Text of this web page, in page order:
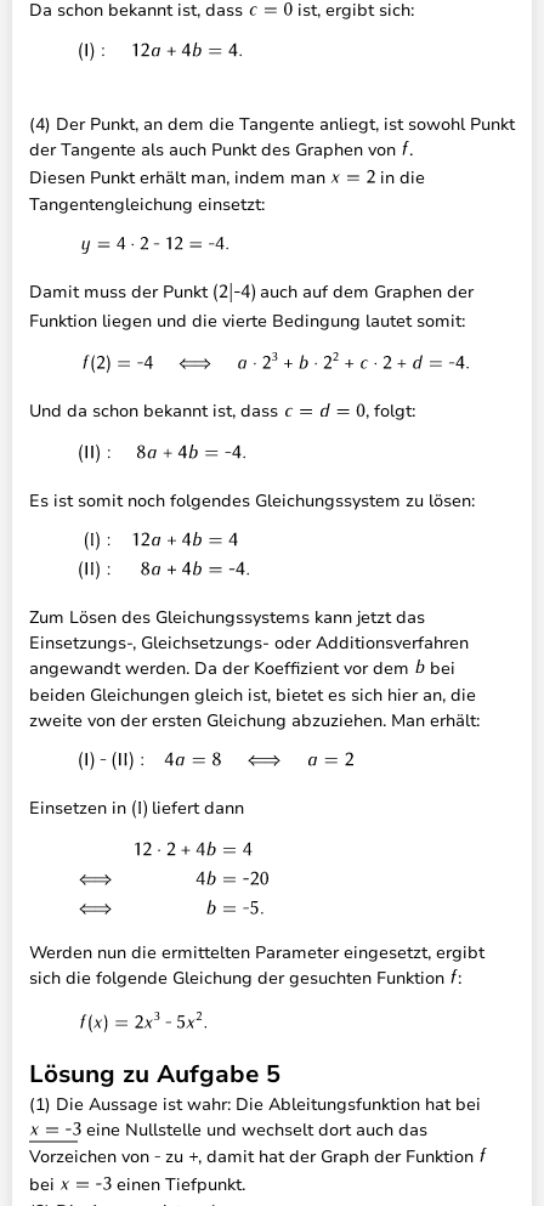
Da schon bekannt ist, dass ist, ergibt sich:
(4) Der Punkt, an dem die Tangente anliegt, ist sowohl Punkt
der Tangente als auch Punkt des Graphen von
.
Diesen Punkt erhält man, indem man
in die
Tangentengleichung einsetzt:
Damit muss der Punkt
auch auf dem Graphen der
Funktion liegen und die vierte Bedingung lautet somit:
Und da schon bekannt ist, dass , folgt:
Es ist somit noch folgendes Gleichungssystem zu lösen:
Zum Lösen des Gleichungssystems kann jetzt das
Einsetzungs-, Gleichsetzungs- oder Additionsverfahren
angewandt werden. Da der Koeffizient vor dem
bei
beiden Gleichungen gleich ist, bietet es sich hier an, die
zweite von der ersten Gleichung abzuziehen. Man erhält:
Einsetzen in liefert dann
Werden nun die ermittelten Parameter eingesetzt, ergibt
sich die folgende Gleichung der gesuchten Funktion
:
Lösung zu Aufgabe 5
(1) Die Aussage ist wahr: Die Ableitungsfunktion hat bei
eine Nullstelle und wechselt dort auch das
Vorzeichen von
zu
, damit hat der Graph der Funktion
bei
einen Tiefpunkt.